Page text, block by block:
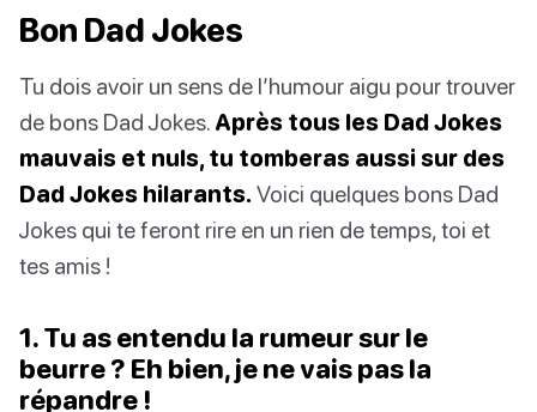
Bon Dad Jokes
Tu dois avoir un sens de l’humour aigu pour trouver
de bons Dad Jokes. Après tous les Dad Jokes
mauvais et nuls, tu tomberas aussi sur des
Dad Jokes hilarants. Voici quelques bons Dad
Jokes qui te feront rire en un rien de temps, toi et
tes amis !
1. Tu as entendu la rumeur sur le
beurre ? Eh bien, je ne vais pas la
répandre !